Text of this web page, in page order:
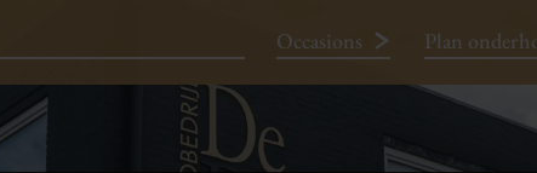
Neem contact op 024-3440424
Occasions Plan